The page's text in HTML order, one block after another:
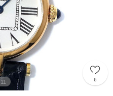
11 6